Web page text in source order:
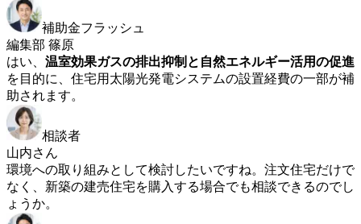
補助金フラッシュ
編集部 篠原
はい、 温室効果ガスの排出抑制と自然エネルギー活用の促進
を目的に、住宅用太陽光発電システムの設置経費の一部が補
助されます。
相談者
山内さん
環境への取り組みとして検討したいですね。注文住宅だけで
なく、新築の建売住宅を購入する場合でも相談できるのでし
ょうか。